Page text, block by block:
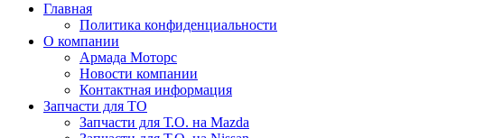
Главная
Политика конфиденциальности
О компании
Армада Моторс
Новости компании
Контактная информация
Запчасти для ТО
Запчасти для Т.О. на Mazda